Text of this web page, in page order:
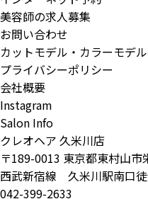
美容師の求人募集
お問い合わせ
カットモデル・カラーモデ
プライバシーポリシー
会社概要
Instagram
Salon Info
クレオヘア 久米川店
〒189-0013 東京都東村山
西武新宿線 久米川駅南口
042-399-2633